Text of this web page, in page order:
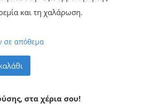
και τη χαλάρωση.
σε απόθεμα
στα χέρια σου!